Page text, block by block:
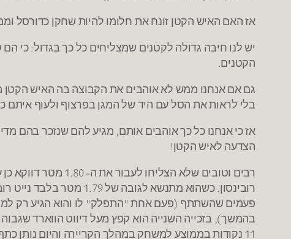
אז האם האיש הקטן זונח את חלומו להיות שחקן כדורסל
יש לנו חיבה גדולה לקטנים שמצליחים כל כך בגדול: כי
הקטנים.
גם אם אנחנו ממש לא אוהבים את הקבוצה בה האיש הקטן
בלי לראות את הסל עם היד של המגן בפרצוף ולעוף
אז כי אנחנו כל כך אוהבים אותם, מגיע להם שנזכר בהם
הצדעה לאיש הקטן!
רבים וטובים שלא
פעמים שהשתתף (פעם אחת "התפלק" לו והוא הגיע רק
11 נקודות בממוצע למשחק במהלך הקריירה והיום נותן כתף לשיקאגו בולס.